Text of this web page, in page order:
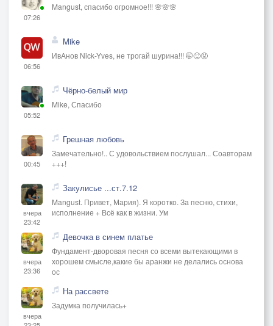
07:26
Mangust, спасибо огромное!!! 🌸🌸🌸
06:56
Mike
ИвАнов Nick-Yves, не трогай шурина!!! 🤭😜😡
05:52
Чёрно-белый мир
Mike, Спасибо
00:45
Грешная любовь
Замечательно!.. С удовольствием послушал... Соавторам
+++!
вчера
23:42
Закулисье ...ст.7.12
Mangust. Привет, Мария). Я коротко. За песню, стихи,
исполнение + Всё как в жизни. Ум
вчера
23:36
Девочка в синем платье
Фундамент-дворовая песня со всеми вытекающими в
хорошем смысле,какие бы аранжи не делались основа
ос
вчера
На рассвете
Задумка получилась+